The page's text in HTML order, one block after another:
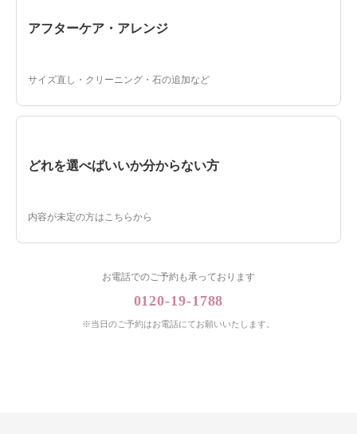
アフターケア・アレンジ
サイズ直し・クリーニング・石の追加など
どれを選べばいいか分からない方
内容が未定の方はこちらから
お電話でのご予約も承っております
0120-19-1788
※当日のご予約はお電話にてお願いいたします。